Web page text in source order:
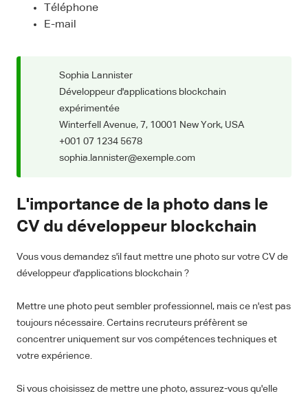
Téléphone
E-mail
Sophia Lannister
Développeur d'applications blockchain
expérimentée
Winterfell Avenue, 7, 10001 New York, USA
+001 07 1234 5678
sophia.lannister@exemple.com
L'importance de la photo dans le
CV du développeur blockchain
Vous vous demandez s'il faut mettre une photo sur votre CV de
développeur d'applications blockchain ?
Mettre une photo peut sembler professionnel, mais ce n'est pas
toujours nécessaire. Certains recruteurs préfèrent se
concentrer uniquement sur vos compétences techniques et
votre expérience.
Si vous choisissez de mettre une photo, assurez-vous qu'elle